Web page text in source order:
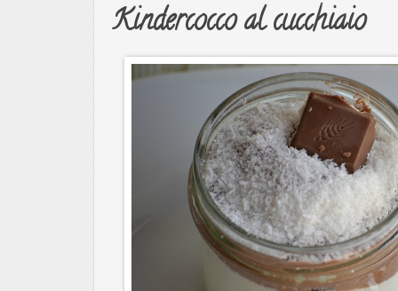
Kindercocco al cucchiaio